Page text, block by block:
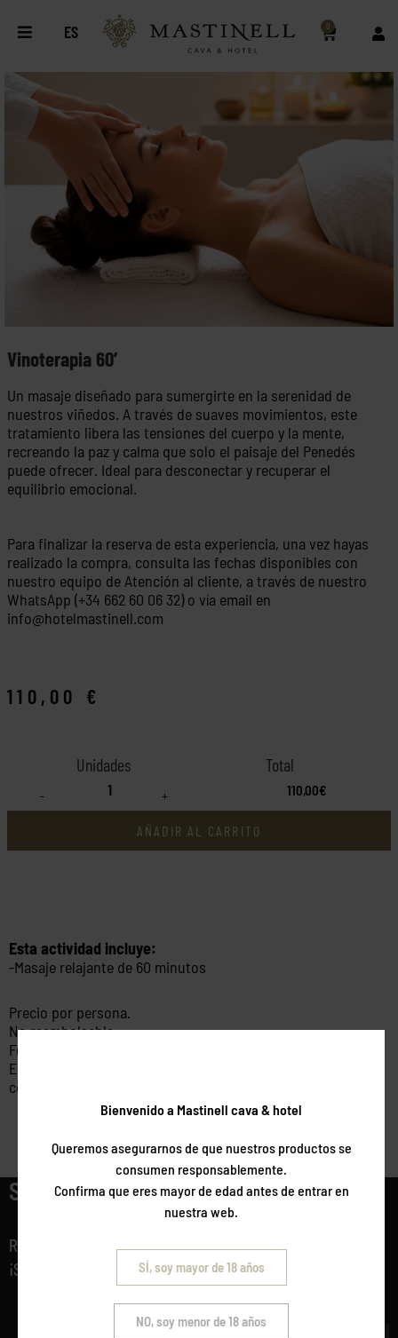
ES 0
Vinoterapia 60’
Un masaje diseñado para sumergirte en la serenidad de
nuestros viñedos. A través de suaves movimientos, este
tratamiento libera las tensiones del cuerpo y la mente,
recreando la paz y calma que solo el paisaje del Penedés
puede ofrecer. Ideal para desconectar y recuperar el
equilibrio emocional.
Para finalizar la reserva de esta experiencia, una vez hayas
realizado la compra, consulta las fechas disponibles con
nuestro equipo de Atención al cliente, a través de nuestro
WhatsApp (+34 662 60 06 32) o vía email en
info@hotelmastinell.com
110,00 €
- + 110,00€
AÑADIR AL CARRITO
Esta actividad incluye:
-Masaje relajante de 60 minutos
Precio por persona.
No reembolsable.
Fechas bajo disponibilidad.
Este pack tiene una validez de 6 meses desde la fecha de
compra.
Sigamos conectados
Recibe noticias y ofertas exclusivas de Mastinell
¡Suscríbete a nuestra newsletter!
Bienvenido a Mastinell cava & hotel
Queremos asegurarnos de que nuestros productos se
consumen responsablemente.
Confirma que eres mayor de edad antes de entrar en
nuestra web.
SÍ, soy mayor de 18 años
NO, soy menor de 18 años